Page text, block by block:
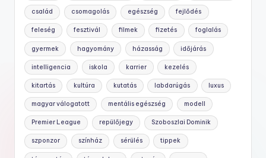
család csomagolás egészség fejlődés
feleség fesztivál filmek fizetés foglalás
gyermek hagyomány házasság időjárás
intelligencia iskola karrier kezelés
kitartás kultúra kutatás labdarúgás luxus
magyar válogatott mentális egészség modell
Premier League repülőjegy Szoboszlai Dominik
szponzor színház sérülés tippek